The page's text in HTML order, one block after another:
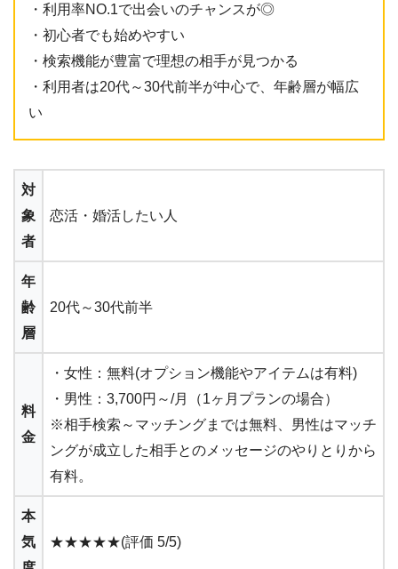
・利用率NO.1で出会いのチャンスが◎
・初心者でも始めやすい
・検索機能が豊富で理想の相手が見つかる
・利用者は20代～30代前半が中心で、年齢層が幅広
い
対
象
者
恋活・婚活したい人
年
齢
層
20代～30代前半
料
金
・女性：無料(オプション機能やアイテムは有料)
・男性：3,700円～/月（1ヶ月プランの場合）
※相手検索～マッチングまでは無料、男性はマッチ
ングが成立した相手とのメッセージのやりとりから
有料。
本
気
★★★★★(評価 5/5)